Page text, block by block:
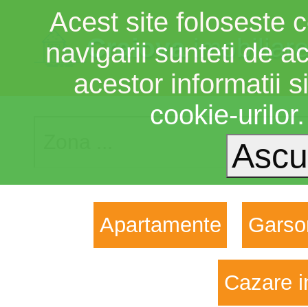
Craiova
Apartamente
Cazare
Acest site foloseste
navigarii sunteti de
acestor informatii
cookie-